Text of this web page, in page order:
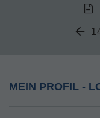
MEIN PROFIL -